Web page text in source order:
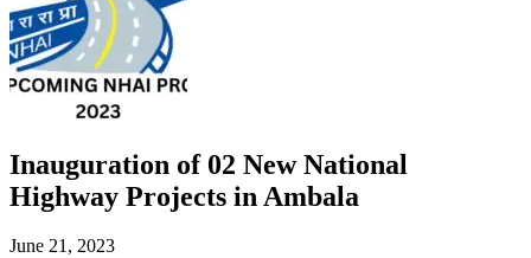
Inauguration of 02 New National
Highway Projects in Ambala
June 21, 2023